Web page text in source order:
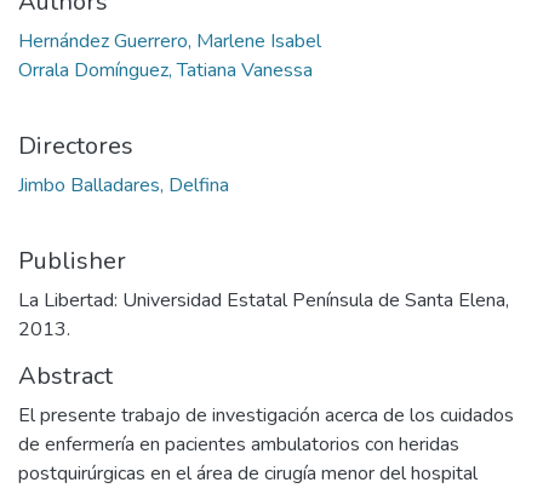
Hernández Guerrero, Marlene Isabel
Orrala Domínguez, Tatiana Vanessa
Directores
Jimbo Balladares, Delfina
Publisher
La Libertad: Universidad Estatal Península de Santa Elena,
2013.
Abstract
El presente trabajo de investigación acerca de los cuidados
de enfermería en pacientes ambulatorios con heridas
postquirúrgicas en el área de cirugía menor del hospital